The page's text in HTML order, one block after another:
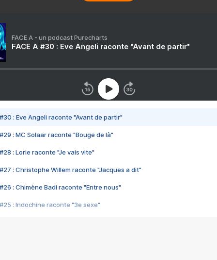
FACE A - un podcast Purecharts
FACE A #30 : Eve Angeli raconte "Avant de partir"
#30 : Eve Angeli raconte "Avant de partir"
#29 : MC Solaar raconte "Bouge de là"
#28 : Lorie raconte "Je vais vite"
#27 : Christophe Willem raconte "Jacques a dit"
#26 : Chimène Badi raconte "Entre nous"
#25 : Indochine raconte "3e sexe"